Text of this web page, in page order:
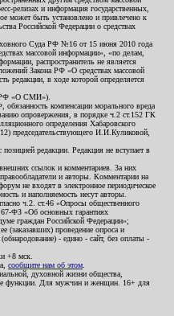
релизах и информация государственных,
может быть установлено и привлечено к
Российской Федерации о средствах
Суда РФ №16 от 15 июня 2010 года
массовой информации», «по делам,
распространитель не является
Закона РФ «О средствах массовой
редакции, в ходе которой определяется
РФ «О СМИ»).
компенсации морального вреда
опровержения, в порядке ч.2 ст.152 ГК
определения Хабаровского
председательствующего И.И.Куликовой,
редакции. Редакция не вступает в
внешних ссылок и комментариев. За них
и авторы. Комментарии на
не входят в электронное периодическое
и наполняемость несут авторы.
ч.2. ст.46 «Опросы общественного
ФЗ «Об основных гарантиях
граждан Российской Федерации»;
(заказавших) проведение опроса и
- едино - сайт, без оплаты -
+8 мск.
сообщите нам об этом
духовной жизни общества,
функции. Для мужчин и женщин. 16+ для